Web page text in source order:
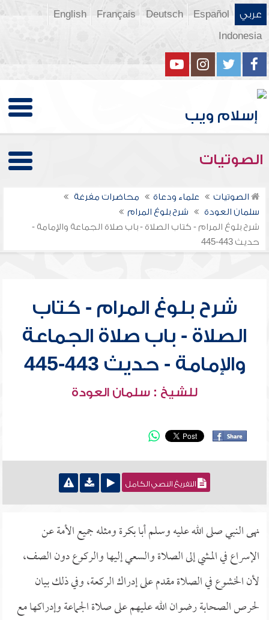
عربي Español
Deutsch
Français
English
Indonesia
الصوتيات
الصوتيات علماء ودعاة
محاضرات مفرغة
سلمان العودة
شرح بلوغ المرام
شرح بلوغ المرام - كتاب الصلاة - باب صلاة الجماعة والإمامة -
حديث 443-445
شرح بلوغ المرام - كتاب
الصلاة - باب صلاة الجماعة
والإمامة - حديث 443-445
للشيخ : سلمان العودة
التفريغ النصي الكامل
نهى النبي صلى الله عليه وسلم أبا بكرة ومثله جميع الأمة عن
الإسراع في المشي إلى الصلاة والسعي إليها والركوع دون الصف،
لأن الخشوع في الصلاة مقدم على إدراك الركعة، وفي ذلك بيان
لحرص الصحابة رضوان الله عليهم على صلاة الجماعة وإدراكها مع